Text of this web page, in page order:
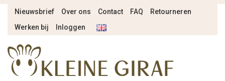
Nieuwsbrief Over ons Contact FAQ
Retourneren
Werken bij
Inloggen